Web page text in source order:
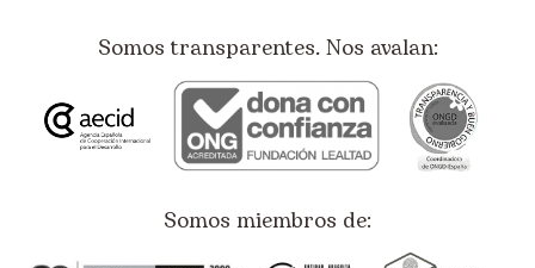
Apadrinamiento
Ayuda Humanitaria
Derechos Humanos
Somos transparentes. Nos avalan:
Somos miembros de: